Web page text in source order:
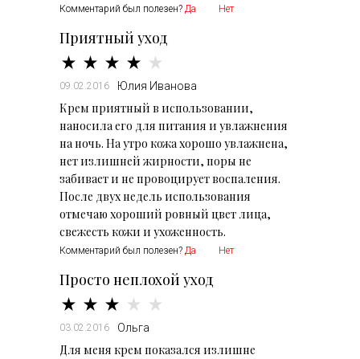
Комментарий был полезен? Да Нет
Приятный уход
09.02.2016 Юлия Иванова
Крем приятный в использовании,
наносила его для питания и увлажнения
на ночь. На утро кожа хорошо увлажнена,
нет излишней жирности, поры не
забивает и не провоцирует воспаления.
После двух недель использования
отмечаю хороший ровный цвет лица,
свежесть кожи и ухоженность.
Комментарий был полезен? Да Нет
Просто неплохой уход
03.02.2016 Ольга
Для меня крем показался излишне